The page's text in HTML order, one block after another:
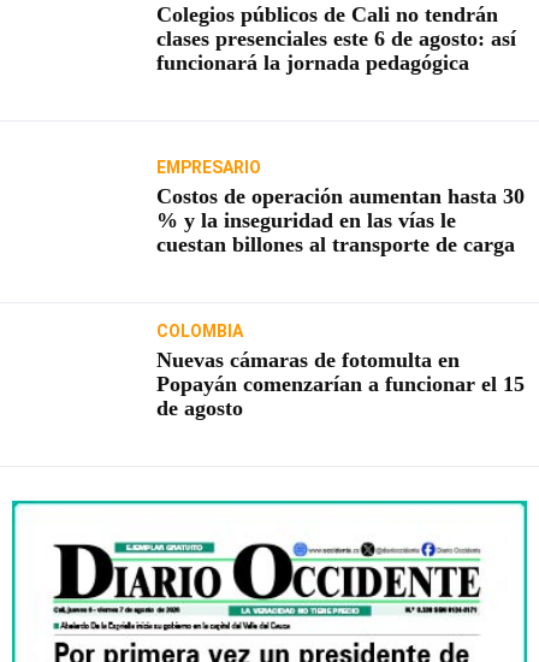
Colegios públicos de Cali no tendrán
clases presenciales este 6 de agosto: así
funcionará la jornada pedagógica
EMPRESARIO
Costos de operación aumentan hasta 30
% y la inseguridad en las vías le
cuestan billones al transporte de carga
COLOMBIA
Nuevas cámaras de fotomulta en
Popayán comenzarían a funcionar el 15
de agosto